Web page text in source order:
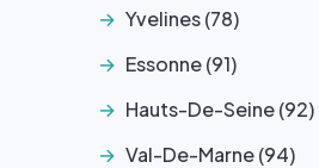
Yvelines (78)
Essonne (91)
Hauts-De-Seine (92)
Val-De-Marne (94)